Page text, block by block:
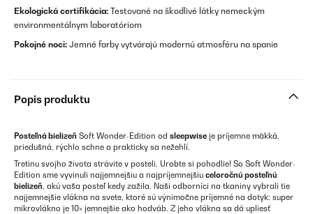
Ekologická certifikácia: Testované na škodlivé látky nemeckým
environmentálnym laboratóriom
Pokojné noci: Jemné farby vytvárajú modernú atmosféru na spanie
Popis produktu
Posteľná bielizeň Soft Wonder-Edition od sleepwise je príjemne mäkká,
priedušná, rýchlo schne a prakticky sa nežehlí.
Tretinu svojho života strávite v posteli. Urobte si pohodlie! So Soft Wonder-
Edition sme vyvinuli najjemnejšiu a najpríjemnejšiu celoročnú posteľnú
bielizeň, akú vaša posteľ kedy zažila. Naši odborníci na tkaniny vybrali tie
najjemnejšie vlákna na svete, ktoré sú výnimočne príjemné na dotyk: super
mikrovlákno je 10× jemnejšie ako hodváb. Z jeho vlákna sa dá upliesť